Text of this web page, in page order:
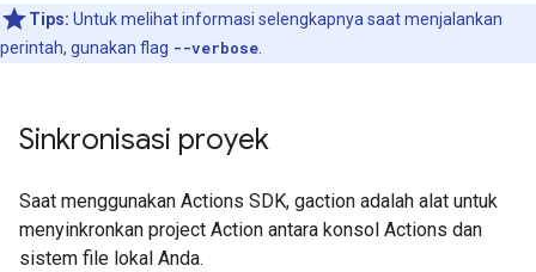
Tips: Untuk melihat informasi selengkapnya saat menjalankan
perintah, gunakan flag --verbose
Sinkronisasi proyek
Saat menggunakan Actions SDK, gaction adalah alat untuk
menyinkronkan project Action antara konsol Actions dan
sistem file lokal Anda.